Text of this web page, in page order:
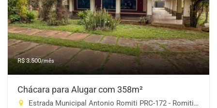
R$ 3.500/mês
Chácara para Alugar com 358m²
Estrada Municipal Antonio Romiti PRC-172 - Romiti, Piracaia-SP